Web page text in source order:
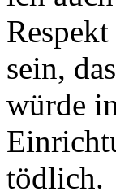
sein,
würde
tödlich.